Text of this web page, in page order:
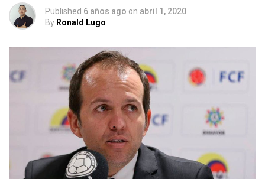
Published 6 años ago on abril 1, 2020
By Ronald Lugo